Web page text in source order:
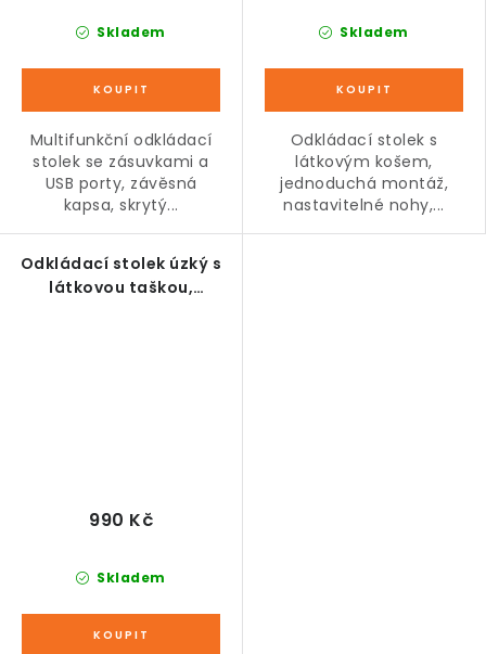
Skladem
Multifunkční odkládací
stolek se zásuvkami a
USB porty, závěsná
kapsa, skrytý...
Skladem
Odkládací stolek s
látkovým košem,
jednoduchá montáž,
nastavitelné nohy,...
Odkládací stolek úzký s
látkovou taškou,
Skladem
990 Kč